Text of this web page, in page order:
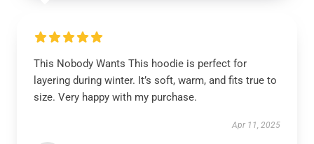
This Nobody Wants This hoodie is perfect for
layering during winter. It’s soft, warm, and fits true to
size. Very happy with my purchase.
Apr 11, 2025